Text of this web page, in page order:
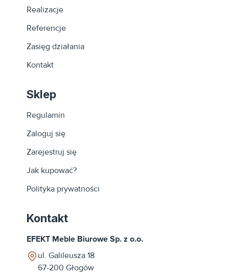
Realizacje
Referencje
Zasięg działania
Kontakt
Sklep
Regulamin
Zaloguj się
Zarejestruj się
Jak kupować?
Polityka prywatności
Kontakt
EFEKT Meble Biurowe Sp. z o.o.
ul. Galileusza 18
67-200 Głogów